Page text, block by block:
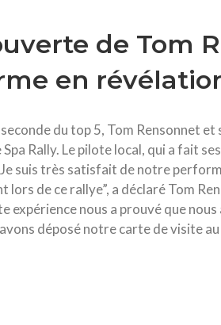
de Tom
en
du top 5, Tom Rensonnet
Rally. Le pilote local, qui a fait
suis très satisfait de notre
lors de ce rallye”, a déclaré Tom
expérience nous a prouvé que
déposé notre carte de visite